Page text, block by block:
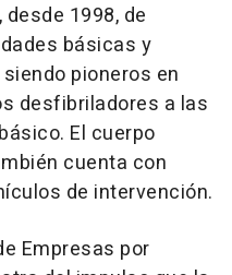
1998, de
básicas y
pioneros en
desfibriladores a las
El cuerpo
cuenta con
de intervención.
Empresas por